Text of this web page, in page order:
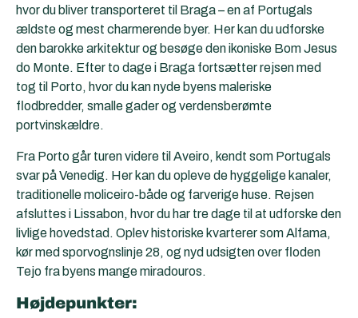
hvor du bliver transporteret til Braga – en af Portugals
ældste og mest charmerende byer. Her kan du udforske
den barokke arkitektur og besøge den ikoniske Bom Jesus
do Monte. Efter to dage i Braga fortsætter rejsen med
tog til Porto, hvor du kan nyde byens maleriske
flodbredder, smalle gader og verdensberømte
portvinskældre.
Fra Porto går turen videre til Aveiro, kendt som Portugals
svar på Venedig. Her kan du opleve de hyggelige kanaler,
traditionelle moliceiro-både og farverige huse. Rejsen
afsluttes i Lissabon, hvor du har tre dage til at udforske den
livlige hovedstad. Oplev historiske kvarterer som Alfama,
kør med sporvognslinje 28, og nyd udsigten over floden
Tejo fra byens mange miradouros.
Højdepunkter: